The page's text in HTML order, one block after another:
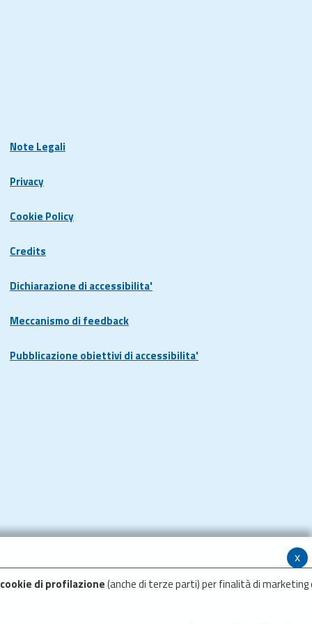
x
cookie di profilazione(anche di terze parti) per finalità di marketing
Note Legali
Privacy
Cookie Policy
Credits
Dichiarazione di accessibilita'
Meccanismo di feedback
Pubblicazione obiettivi di accessibilita'